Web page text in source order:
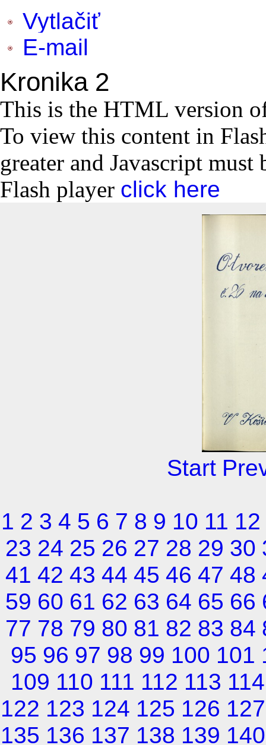
Vytlačiť
E-mail
Kronika 2
This is the HTML version
To view this content in
greater and Javascript
Flash player click here
Start
1 2 3 4 5 6 7 8 9 10 11 12
23 24 25 26 27 28 29 30
41 42 43 44 45 46 47 48
59 60 61 62 63 64 65 66
77 78 79 80 81 82 83 84
95 96 97 98 99 100 101
109 110 111 112 113 114
122 123 124 125 126 127
135 136 137 138 139 140